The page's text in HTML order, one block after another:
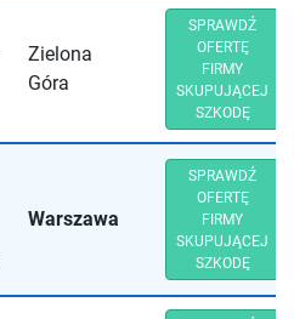
Zielona
Góra
SPRAWDŹ
OFERTĘ
FIRMY
SKUPUJĄCEJ
SZKODĘ
Warszawa
SPRAWDŹ
OFERTĘ
FIRMY
SKUPUJĄCEJ
SZKODĘ